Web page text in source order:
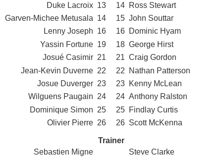
Duke Lacroix 13 14 Ross Stewart
Garven-Michee Metusala 14 15 John Souttar
Lenny Joseph 16 16 Dominic Hyam
Yassin Fortune 19 18 George Hirst
Josué Casimir 21 21 Craig Gordon
Jean-Kevin Duverne 22 22
Nathan Patterson
Josue Duverger 23 23 Kenny McLean
Wilguens Paugain 24 24 Anthony Ralston
Dominique Simon 25 25 Findlay Curtis
Olivier Pierre 26 26 Scott McKenna
Trainer
Sebastien Migne
Steve Clarke